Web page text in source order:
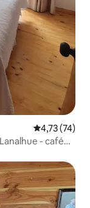
4,73 de uma
4,73 (74)
- café